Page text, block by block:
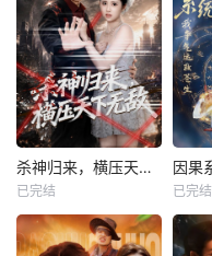
杀神归来，横压天下无敌
已完结 已完结